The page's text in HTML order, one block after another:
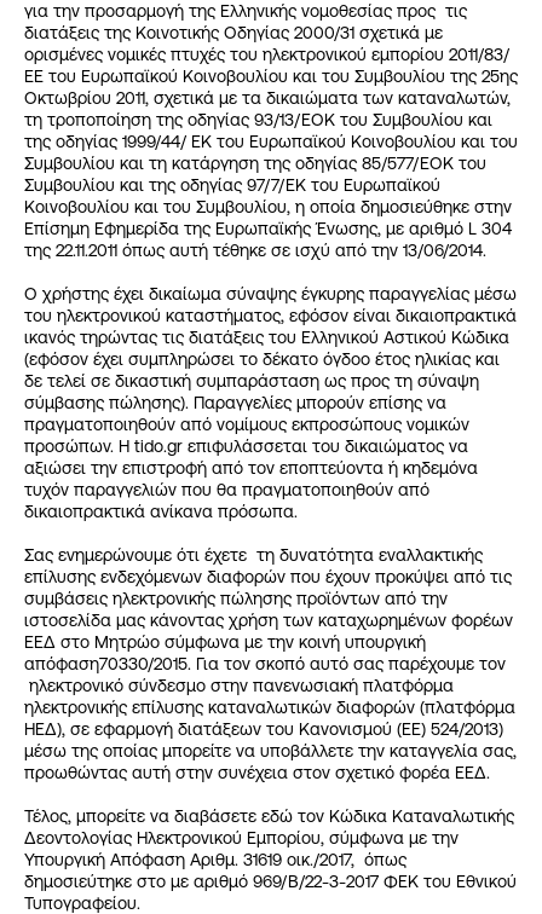
για την προσαρμογή της Ελληνικής νομοθεσίας προς τις
διατάξεις της Κοινοτικής Οδηγίας 2000/31 σχετικά με
ορισμένες νομικές πτυχές του ηλεκτρονικού εμπορίου 2011/83/
ΕΕ του Ευρωπαϊκού Κοινοβουλίου και του Συμβουλίου της 25ης
Οκτωβρίου 2011, σχετικά με τα δικαιώματα των καταναλωτών,
τη τροποποίηση της οδηγίας 93/13/ΕΟΚ του Συμβουλίου και
της οδηγίας 1999/44/ ΕΚ του Ευρωπαϊκού Κοινοβουλίου και του
Συμβουλίου και τη κατάργηση της οδηγίας 85/577/ΕΟΚ του
Συμβουλίου και της οδηγίας 97/7/ΕΚ του Ευρωπαϊκού
Κοινοβουλίου και του Συμβουλίου, η οποία δημοσιεύθηκε στην
Επίσημη Εφημερίδα της Ευρωπαϊκής Ένωσης, με αριθμό L 304
της 22.11.2011 όπως αυτή τέθηκε σε ισχύ από την 13/06/2014.
Ο χρήστης έχει δικαίωμα σύναψης έγκυρης παραγγελίας μέσω
του ηλεκτρονικού καταστήματος, εφόσον είναι δικαιοπρακτικά
ικανός τηρώντας τις διατάξεις του Ελληνικού Αστικού Κώδικα
(εφόσον έχει συμπληρώσει το δέκατο όγδοο έτος ηλικίας και
δε τελεί σε δικαστική συμπαράσταση ως προς τη σύναψη
σύμβασης πώλησης). Παραγγελίες μπορούν επίσης να
πραγματοποιηθούν από νομίμους εκπροσώπους νομικών
προσώπων. Η tido.gr επιφυλάσσεται του δικαιώματος να
αξιώσει την επιστροφή από τον εποπτεύοντα ή κηδεμόνα
τυχόν παραγγελιών που θα πραγματοποιηθούν από
δικαιοπρακτικά ανίκανα πρόσωπα.
Σας ενημερώνουμε ότι έχετε τη δυνατότητα εναλλακτικής
επίλυσης ενδεχόμενων διαφορών που έχουν προκύψει από τις
συμβάσεις ηλεκτρονικής πώλησης προϊόντων από την
ιστοσελίδα μας κάνοντας χρήση των καταχωρημένων φορέων
ΕΕΔ στο Μητρώο σύμφωνα με την κοινή υπουργική
απόφαση70330/2015. Για τον σκοπό αυτό σας παρέχουμε τον
ηλεκτρονικό σύνδεσμο στην πανενωσιακή πλατφόρμα
ηλεκτρονικής επίλυσης καταναλωτικών διαφορών (πλατφόρμα
ΗΕΔ), σε εφαρμογή διατάξεων του Κανονισμού (ΕΕ) 524/2013)
μέσω της οποίας μπορείτε να υποβάλλετε την καταγγελία σας,
προωθώντας αυτή στην συνέχεια στον σχετικό φορέα ΕΕΔ.
Τέλος, μπορείτε να διαβάσετε εδώ τον Κώδικα Καταναλωτικής
Δεοντολογίας Ηλεκτρονικού Εμπορίου, σύμφωνα με την
Υπουργική Απόφαση Αριθμ. 31619 οικ./2017, όπως
δημοσιεύτηκε στο με αριθμό 969/Β/22-3-2017 ΦΕΚ του Εθνικού
Τυπογραφείου.